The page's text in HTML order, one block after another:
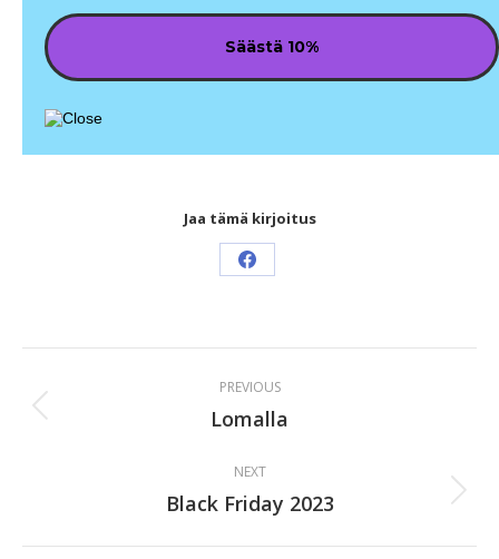
Jaa tämä kirjoitus
Share
Facebook
navigation
PREVIOUS
Previous
Lomalla
NEXT
Next
Black Friday 2023